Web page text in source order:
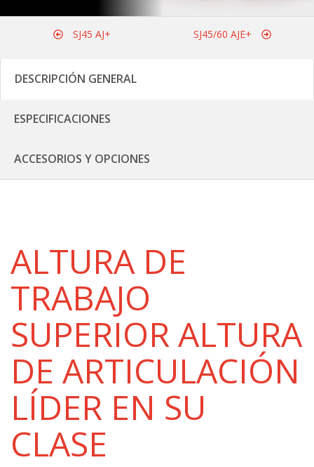
SJ45 AJ+
DESCRIPCIÓN GENERAL
ESPECIFICACIONES
ACCESORIOS Y OPCIONES
SJ45/60 AJE+
ALTURA DE
TRABAJO
SUPERIOR ALTURA
DE ARTICULACIÓN
LÍDER EN SU
CLASE